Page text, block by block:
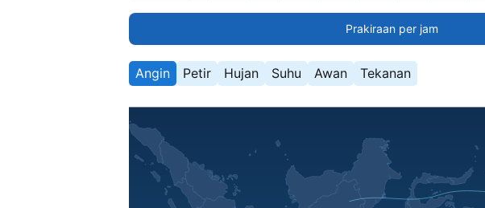
Prakiraan per jam
Angin Petir Hujan Suhu Awan Tekanan